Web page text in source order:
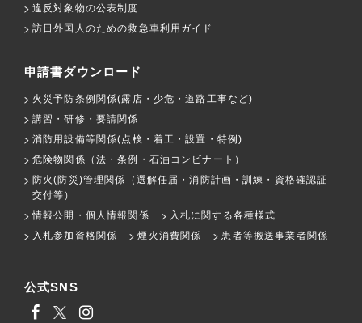
違反対象物の公表制度
訪日外国人のための救急車利用ガイド
申請書ダウンロード
火災予防条例関係(露店・少危・道路工事など)
講習・研修・要請関係
消防用設備等関係(点検・着工・設置・特例)
危険物関係（法・条例・石油コンビナート）
防火(防災)管理関係（選解任届・消防計画・訓練・資格確認証
交付等）
情報公開・個人情報関係
入札に関する各種様式
入札参加資格関係
煙火消費関係 患者等搬送事業者関係
公式SNS